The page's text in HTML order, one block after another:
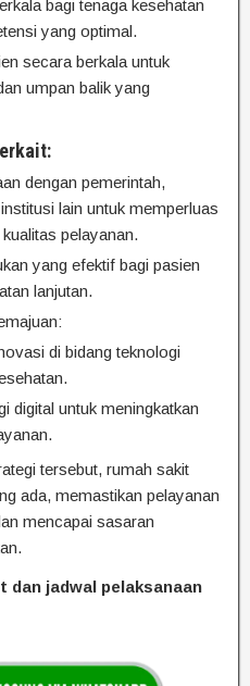
bagi tenaga kesehatan
yang optimal.
secara berkala untuk
umpan balik yang
dengan pemerintah,
lain untuk memperluas
pelayanan.
yang efektif bagi pasien
lanjutan.
di bidang teknologi
digital untuk meningkatkan
tersebut, rumah sakit
ada, memastikan pelayanan
mencapai sasaran
dan jadwal pelaksanaan